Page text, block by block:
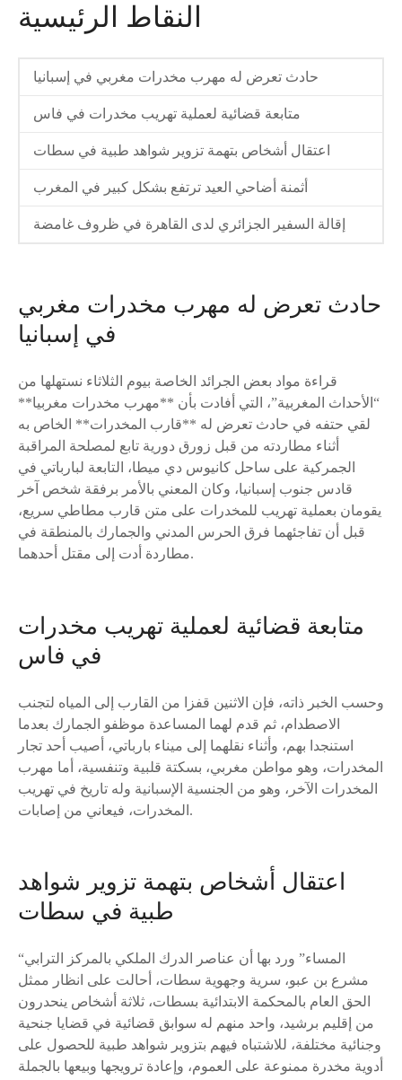
النقاط الرئيسية
حادث تعرض له مهرب مخدرات مغربي في إسبانيا
متابعة قضائية لعملية تهريب مخدرات في فاس
اعتقال أشخاص بتهمة تزوير شواهد طبية في سطات
أثمنة أضاحي العيد ترتفع بشكل كبير في المغرب
إقالة السفير الجزائري لدى القاهرة في ظروف غامضة
حادث تعرض له مهرب مخدرات مغربي
في إسبانيا
قراءة مواد بعض الجرائد الخاصة بيوم الثلاثاء نستهلها من
“الأحداث المغربية”، التي أفادت بأن **مهرب مخدرات مغربيا**
لقي حتفه في حادث تعرض له **قارب المخدرات** الخاص به
أثناء مطاردته من قبل زورق دورية تابع لمصلحة المراقبة
الجمركية على ساحل كانيوس دي ميطا، التابعة لبارباتي في
قادس جنوب إسبانيا، وكان المعني بالأمر برفقة شخص آخر
يقومان بعملية تهريب للمخدرات على متن قارب مطاطي سريع،
قبل أن تفاجئهما فرق الحرس المدني والجمارك بالمنطقة في
مطاردة أدت إلى مقتل أحدهما.
متابعة قضائية لعملية تهريب مخدرات
في فاس
وحسب الخبر ذاته، فإن الاثنين قفزا من القارب إلى المياه لتجنب
الاصطدام، ثم قدم لهما المساعدة موظفو الجمارك بعدما
استنجدا بهم، وأثناء نقلهما إلى ميناء بارباتي، أصيب أحد تجار
المخدرات، وهو مواطن مغربي، بسكتة قلبية وتنفسية، أما مهرب
المخدرات الآخر، وهو من الجنسية الإسبانية وله تاريخ في تهريب
المخدرات، فيعاني من إصابات.
اعتقال أشخاص بتهمة تزوير شواهد
طبية في سطات
“المساء” ورد بها أن عناصر الدرك الملكي بالمركز الترابي
مشرع بن عبو، سرية وجهوية سطات، أحالت على انظار ممثل
الحق العام بالمحكمة الابتدائية بسطات، ثلاثة أشخاص ينحدرون
من إقليم برشيد، واحد منهم له سوابق قضائية في قضايا جنحية
وجنائية مختلفة، للاشتباه فيهم بتزوير شواهد طبية للحصول على
أدوية مخدرة ممنوعة على العموم، وإعادة ترويجها وبيعها بالجملة